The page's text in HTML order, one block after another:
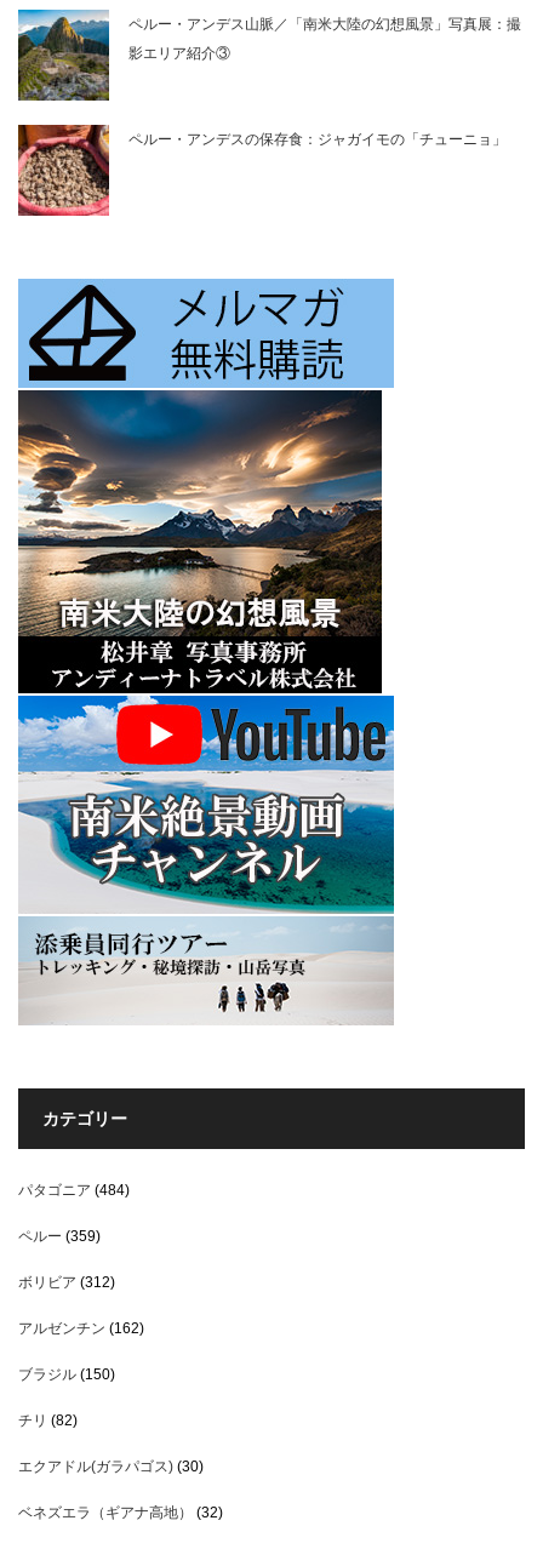
ペルー・アンデス山脈／「南米大陸の幻想風景」写真展：撮
影エリア紹介③
ペルー・アンデスの保存食：ジャガイモの「チューニョ」
カテゴリー
パタゴニア (484)
ペルー (359)
ボリビア (312)
アルゼンチン (162)
ブラジル (150)
チリ (82)
エクアドル(ガラパゴス) (30)
ベネズエラ（ギアナ高地） (32)